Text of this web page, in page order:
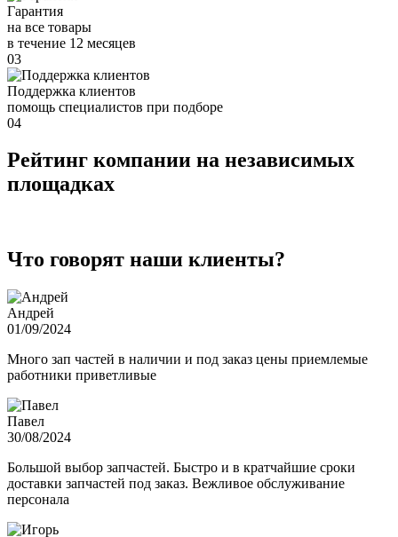
Гарантия
на все товары
в течение 12 месяцев
03
Поддержка клиентов
помощь специалистов при подборе
04
Рейтинг компании на независимых
площадках
Что говорят наши клиенты?
Андрей
01/09/2024
Много зап частей в наличии и под заказ цены приемлемые
работники приветливые
Павел
30/08/2024
Большой выбор запчастей. Быстро и в кратчайшие сроки
доставки запчастей под заказ. Вежливое обслуживание
персонала